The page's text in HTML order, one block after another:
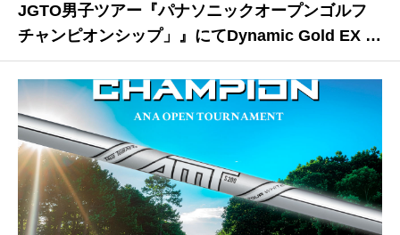
JGTO男子ツアー『パナソニックオープンゴルフ
チャンピオンシップ」』にてDynamic Gold EX T
our Issueを使用した勝俣陵プロがツアー初優勝